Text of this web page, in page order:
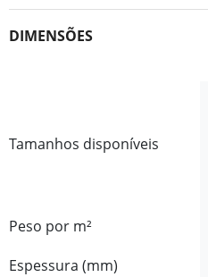
DIMENSÕES
Tamanhos disponíveis
Peso por m²
Espessura (mm)